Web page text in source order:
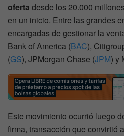
oferta desde los 20.000
en un inicio. Entre las grandes
encargadas de gestionar la
Bank of America (BAC),
(GS), JPMorgan Chase (JPM) y
Este movimiento ocurrió luego
firma, transacción que convirtió